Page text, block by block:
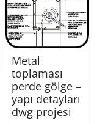
Metal
toplaması
perde gölge –
yapı detayları
dwg projesi